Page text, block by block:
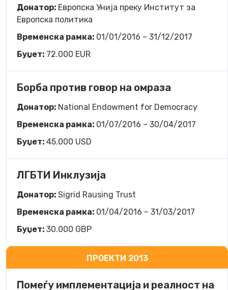
Донатор: Европска Унија преку Институт за
Европска политика
Временска рамка: 01/01/2016 – 31/12/2017
Буџет: 72.000 EUR
Борба против говор на омраза
Донатор: National Endowment for Democracy
Временска рамка: 01/07/2016 – 30/04/2017
Буџет: 45.000 USD
ЛГБТИ Инклузија
Донатор: Sigrid Rausing Trust
Временска рамка: 01/04/2016 – 31/03/2017
Буџет: 30.000 GBP
ПРОЕКТИ 2013
Помеѓу имплементација и реалност на